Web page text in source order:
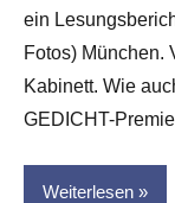
Hornauer
für
dasgedichtblog
ein
Fotos) München.
Kabinett. Wie
GEDICHT-
Weiterlesen